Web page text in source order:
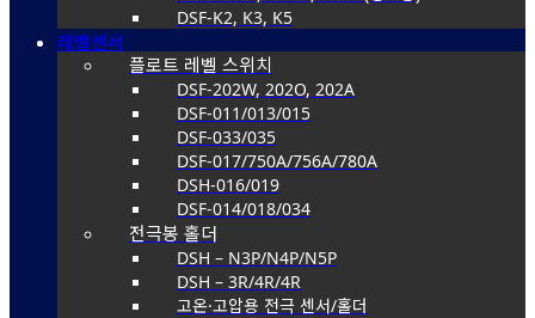
DSF-K2, K3, K5
레벨센서
플로트 레벨 스위치
DSF-202W, 202O, 202A
DSF-011/013/015
DSF-033/035
DSF-017/750A/756A/780A
DSH-016/019
DSF-014/018/034
전극봉 홀더
DSH – N3P/N4P/N5P
DSH – 3R/4R/4R
고온·고압용 전극 센서/홀더